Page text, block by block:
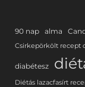
90 nap alma
Csirkepörkölt recept
diabétesz
Diétás lazacfasírt